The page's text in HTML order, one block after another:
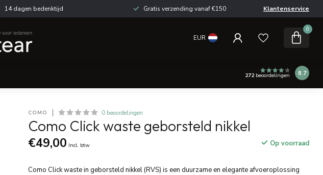
14 dagen bedenktijd Gratis verzending vanaf €150 Klantenservice
EUR
0
272beoordelingen 8.7
COMO 0 beoordelingen
Como Click waste geborsteld nikkel
€49,00 Incl. btw Op voorraad
Como Click waste in geborsteld nikkel (RVS) is een duurzame en elegante afvoeroplossing